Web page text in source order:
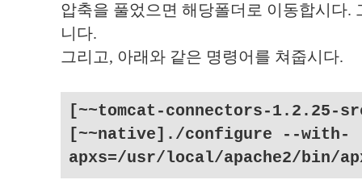
압축을 풀었으면 해당폴더로 이동합시다.
니다.
그리고, 아래와 같은 명령어를 쳐줍시다.
[~~tomcat-connectors-1.2.25-
[~~native]./configure --with-
apxs=/usr/local/apache2/bin/